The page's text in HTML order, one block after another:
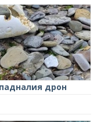
дрон